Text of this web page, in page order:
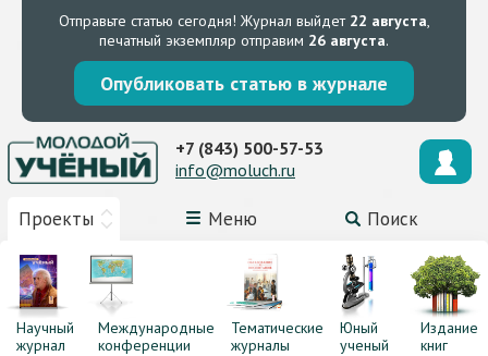
Отправьте статью сегодня! Журнал выйдет 22 августа,
печатный экземпляр отправим 26 августа.
Опубликовать статью в журнале
Проекты Меню Поиск
+7 (843) 500-57-53
info@moluch.ru
Научный
журнал
Международные
конференции
Тематические
журналы
Юный
ученый
Издание
книг